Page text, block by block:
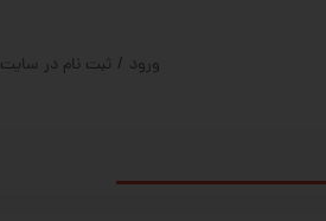
ورود / ثبت نام در سایت
سفارشات